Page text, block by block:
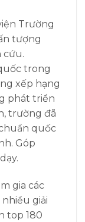
Trường
tượng
cứu.
trong
xếp hạng
phát triển
trường đã
quốc
Góp
gia các
giải
top 180